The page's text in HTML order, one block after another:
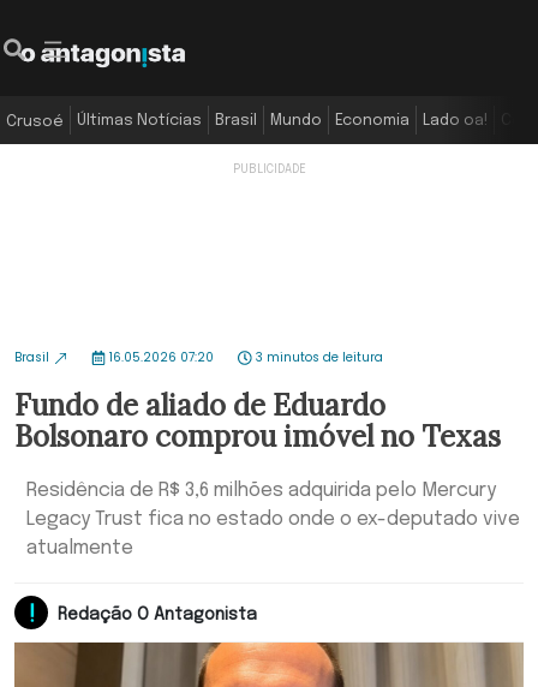
Crusoé Últimas Notícias Brasil Mundo Economia Lado oa!
Brasil 16.05.2026 07:20 3 minutos de leitura
Fundo de aliado de Eduardo
Bolsonaro comprou imóvel no Texas
Residência de R$ 3,6 milhões adquirida pelo Mercury
Legacy Trust fica no estado onde o ex-deputado vive
atualmente
Redação O Antagonista